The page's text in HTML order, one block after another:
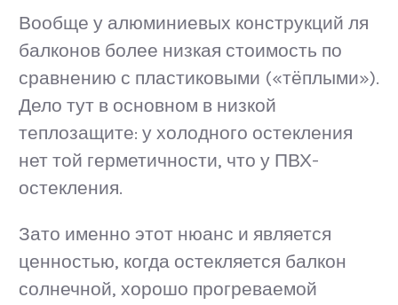
Вообще у алюминиевых конструкций ля
балконов более низкая стоимость по
сравнению с пластиковыми («тёплыми»).
Дело тут в основном в низкой
теплозащите: у холодного остекления
нет той герметичности, что у ПВХ-
остекления.
Зато именно этот нюанс и является
ценностью, когда остекляется балкон
солнечной, хорошо прогреваемой